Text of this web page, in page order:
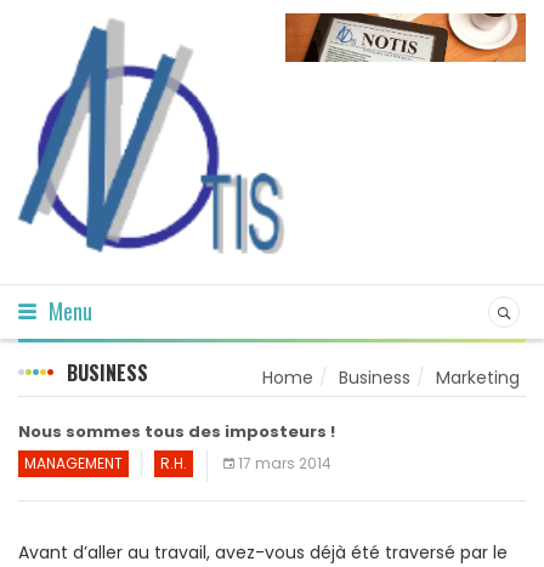
Menu
BUSINESS Home Business Marketing
Nous sommes tous des imposteurs !
MANAGEMENT R.H. 17 mars 2014
Avant d’aller au travail, avez-vous déjà été traversé par le